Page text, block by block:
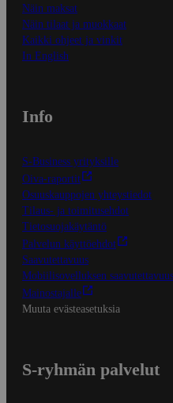
Näin maksat
Näin tilaat ja muokkaat
Kaikki ohjeet ja vinkit
In English
Info
S-Business yrityksille
Oiva-raportit
Osuuskauppojen yhteystiedot
Tilaus- ja toimitusehdot
Tietosuojakäytäntö
Palvelun käyttöehdot
Saavutettavuus
Mobiilisovelluksen saavutettavuus
Mainostajalle
Muuta evästeasetuksia
S-ryhmän palvelut